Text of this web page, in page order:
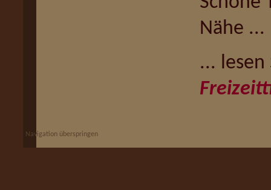
Nähe ...
...
Navigation überspringen